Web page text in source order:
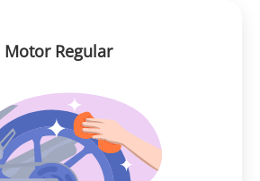
Motor Regular